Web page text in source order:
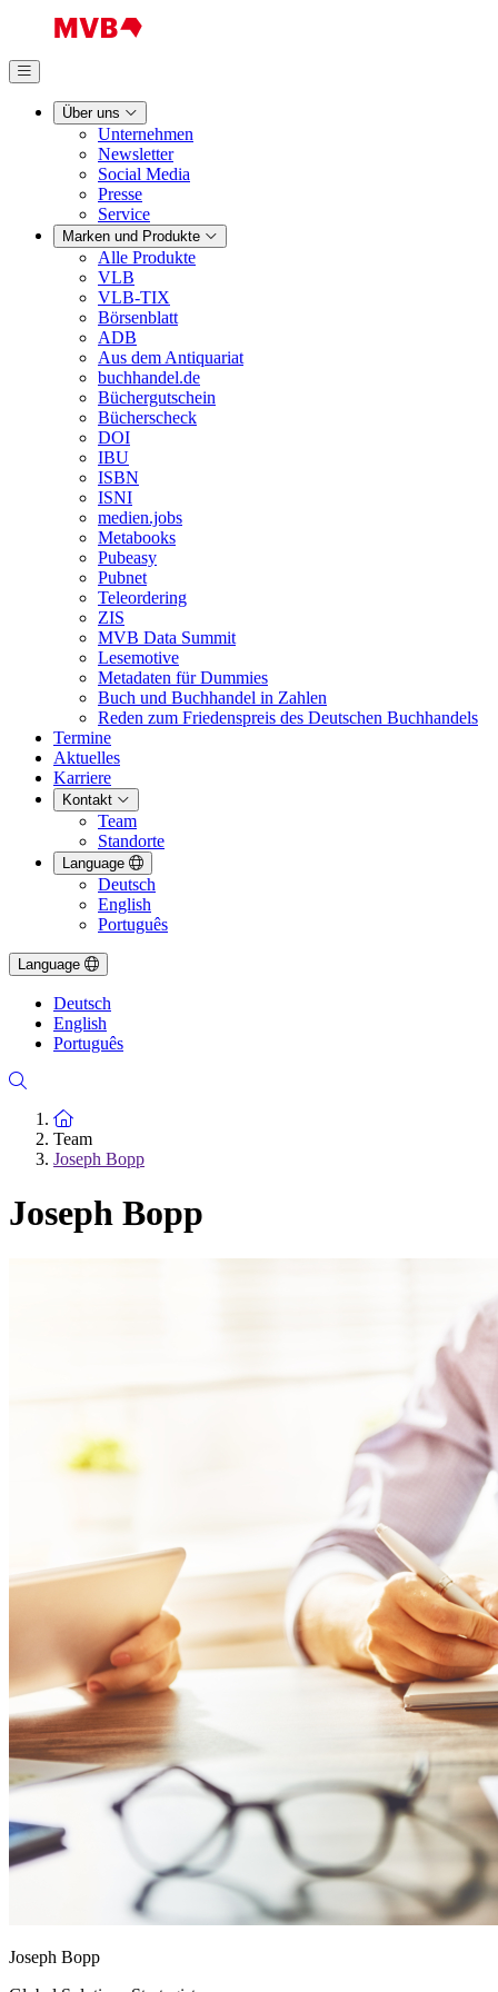
Über uns
Unternehmen
Newsletter
Social Media
Presse
Service
Marken und Produkte
Alle Produkte
VLB
VLB-TIX
Börsenblatt
ADB
Aus dem Antiquariat
buchhandel.de
Büchergutschein
Bücherscheck
DOI
IBU
ISBN
ISNI
medien.jobs
Metabooks
Pubeasy
Pubnet
Teleordering
ZIS
MVB Data Summit
Lesemotive
Metadaten für Dummies
Buch und Buchhandel in Zahlen
Reden zum Friedenspreis des Deutschen Buchhandels
Termine
Aktuelles
Karriere
Kontakt
Team
Standorte
Language
Deutsch
English
Português
Language
Deutsch
English
Português
Zur Startseite
Team
Joseph Bopp
Joseph Bopp
Joseph Bopp